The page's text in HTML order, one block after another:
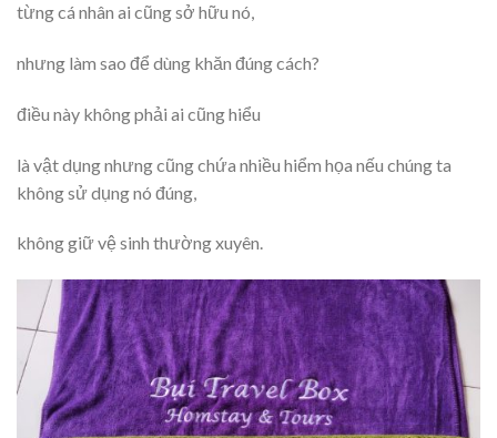
từng cá nhân ai cũng sở hữu nó,
nhưng làm sao để dùng khăn đúng cách?
điều này không phải ai cũng hiểu
là vật dụng nhưng cũng chứa nhiều hiểm họa nếu chúng ta
không sử dụng nó đúng,
không giữ vệ sinh thường xuyên.